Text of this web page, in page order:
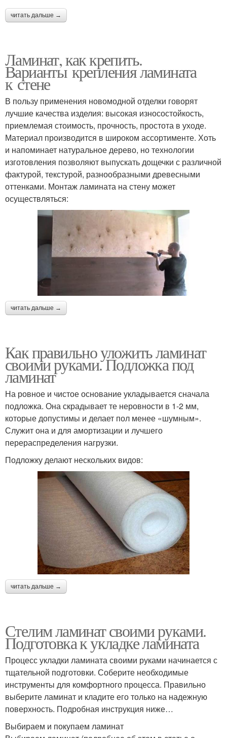
читать дальше →
Ламинат, как крепить.
Варианты крепления ламината
к стене
В пользу применения новомодной отделки говорят
лучшие качества изделия: высокая износостойкость,
приемлемая стоимость, прочность, простота в уходе.
Материал производится в широком ассортименте. Хоть
и напоминает натуральное дерево, но технологии
изготовления позволяют выпускать дощечки с различной
фактурой, текстурой, разнообразными древесными
оттенками. Монтаж ламината на стену может
осуществляться:
читать дальше →
Как правильно уложить ламинат
своими руками. Подложка под
ламинат
На ровное и чистое основание укладывается сначала
подложка. Она скрадывает те неровности в 1-2 мм,
которые допустимы и делает пол менее «шумным».
Служит она и для амортизации и лучшего
перераспределения нагрузки.
Подложку делают нескольких видов:
читать дальше →
Стелим ламинат своими руками.
Подготовка к укладке ламината
Процесс укладки ламината своими руками начинается с
тщательной подготовки. Соберите необходимые
инструменты для комфортного процесса. Правильно
выберите ламинат и кладите его только на надежную
поверхность. Подробная инструкция ниже…
Выбираем и покупаем ламинат